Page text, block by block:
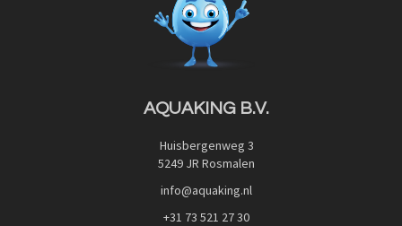
Veilig betalen met:
Red Label Filter Series
Nishikigoi-Ô
JPD Japan Pet Design
AQUAKING B.V.
Huisbergenweg 3
5249 JR Rosmalen
info@aquaking.nl
+31 73 521 27 30